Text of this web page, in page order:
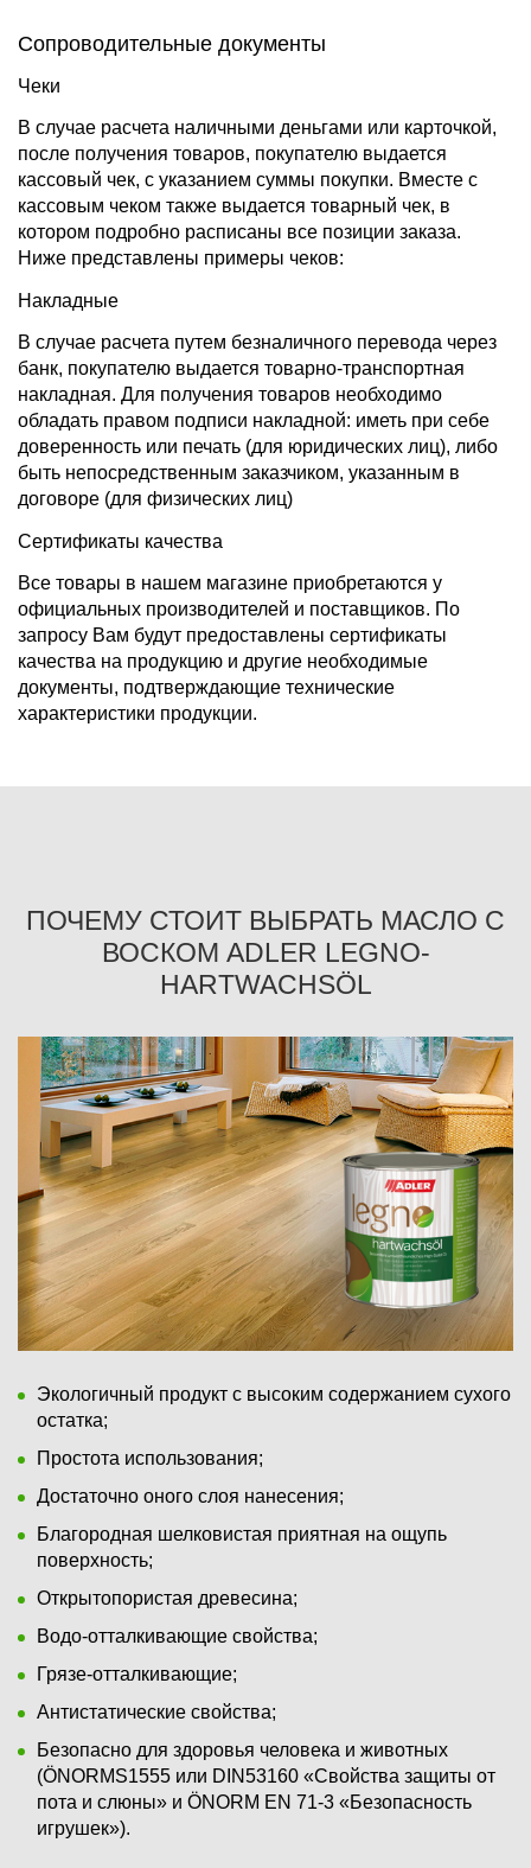
Сопроводительные документы
Чеки
В случае расчета наличными деньгами или карточкой,
после получения товаров, покупателю выдается
кассовый чек, с указанием суммы покупки. Вместе с
кассовым чеком также выдается товарный чек, в
котором подробно расписаны все позиции заказа.
Ниже представлены примеры чеков:
Накладные
В случае расчета путем безналичного перевода через
банк, покупателю выдается товарно-транспортная
накладная. Для получения товаров необходимо
обладать правом подписи накладной: иметь при себе
доверенность или печать (для юридических лиц), либо
быть непосредственным заказчиком, указанным в
договоре (для физических лиц)
Сертификаты качества
Все товары в нашем магазине приобретаются у
официальных производителей и поставщиков. По
запросу Вам будут предоставлены сертификаты
качества на продукцию и другие необходимые
документы, подтверждающие технические
характеристики продукции.
ПОЧЕМУ СТОИТ ВЫБРАТЬ МАСЛО С
ВОСКОМ ADLER LEGNO-
HARTWACHSÖL
Экологичный продукт с высоким содержанием сухого
остатка;
Простота использования;
Достаточно оного слоя нанесения;
Благородная шелковистая приятная на ощупь
поверхность;
Открытопористая древесина;
Водо-отталкивающие свойства;
Грязе-отталкивающие;
Антистатические свойства;
Безопасно для здоровья человека и животных
(ÖNORMS1555 или DIN53160 «Свойства защиты от
пота и слюны» и ÖNORM EN 71-3 «Безопасность
игрушек»).